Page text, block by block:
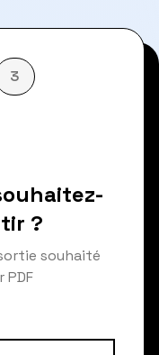
3
?
souhaité